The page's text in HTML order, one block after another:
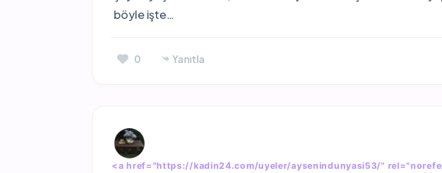
böyle işte…
0 Yanıtla
<a href="https://kadin24.com/uyeler/aysenindunyasi53/"